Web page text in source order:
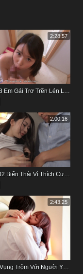
SSNI-568 Em Gái Trơ Trẽn Lén Lút Vụng Trộm Với Bồ Của Chị
2:28:57
2:00:16
IPX-934 Vụng Trộm Với Người Yêu Cũ Trong Khách Sạn
2:43:25